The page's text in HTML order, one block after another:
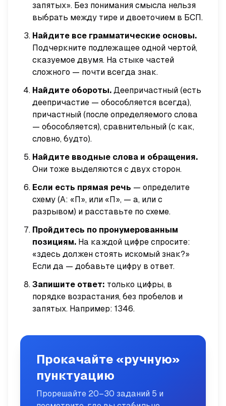
запятых». Без понимания смысла нельзя
выбрать между тире и двоеточием в БСП.
Найдите все грамматические основы.
Подчеркните подлежащее одной чертой,
сказуемое двумя. На стыке частей
сложного — почти всегда знак.
Найдите обороты. Деепричастный (есть
деепричастие — обособляется всегда),
причастный (после определяемого слова
— обособляется), сравнительный (с как,
словно, будто).
Найдите вводные слова и обращения.
Они тоже выделяются с двух сторон.
Если есть прямая речь — определите
схему (А: «П», или «П», — а, или с
разрывом) и расставьте по схеме.
Пройдитесь по пронумерованным
позициям. На каждой цифре спросите:
«здесь должен стоять искомый знак?»
Если да — добавьте цифру в ответ.
Запишите ответ: только цифры, в
порядке возрастания, без пробелов и
запятых. Например: 1346.
Прокачайте «ручную»
пунктуацию
Прорешайте 20–30 заданий 5 и